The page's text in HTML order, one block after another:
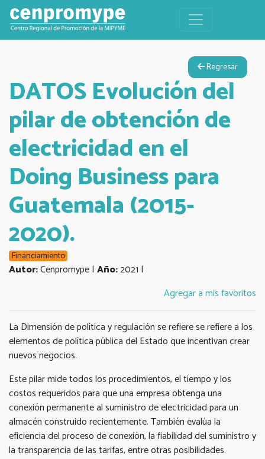
Regresar
DATOS Evolución del
pilar de obtención de
electricidad en el
Doing Business para
Guatemala (2015-
2020).
Financiamiento
Autor:Cenpromype | Año:2021 |
Agregar a mis favoritos
La Dimensión de política y regulación se refiere se refiere a los
elementos de política pública del Estado que incentivan crear
nuevos negocios.
Este pilar mide todos los procedimientos, el tiempo y los
costos requeridos para que una empresa obtenga una
conexión permanente al suministro de electricidad para un
almacén construido recientemente. También evalúa la
eficiencia del proceso de conexión, la fiabilidad del suministro y
la transparencia de las tarifas, entre otras posibilidades.